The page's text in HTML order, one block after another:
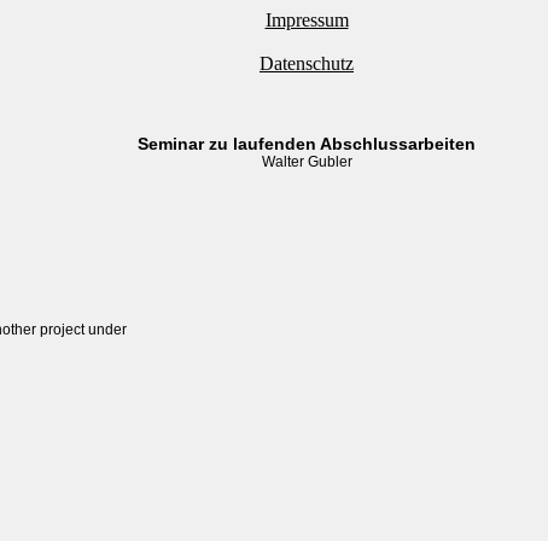
Impressum
Datenschutz
Seminar zu laufenden Abschlussarbeiten
Walter Gubler
project under